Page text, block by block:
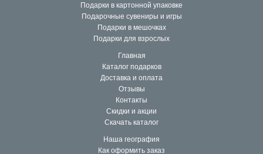
Подарки в картонной упаковке
Подарочные сувениры и игры
Подарки в мешочках
Подарки для взрослых
Главная
Каталог подарков
Доставка и оплата
Отзывы
Контакты
Скидки и акции
Скачать каталог
Наша география
Как оформить заказ